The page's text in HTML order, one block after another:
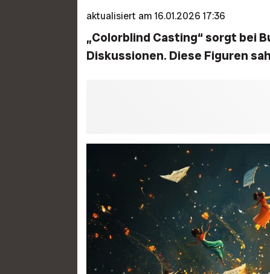
aktualisiert am 16.01.2026 17:36
„Colorblind Casting“ sorgt bei
Diskussionen. Diese Figuren